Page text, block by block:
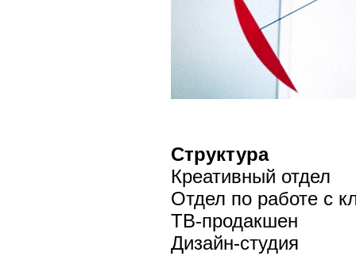
Структура
Креативный отдел
Отдел по работе с
ТВ-продакшен
Дизайн-студия